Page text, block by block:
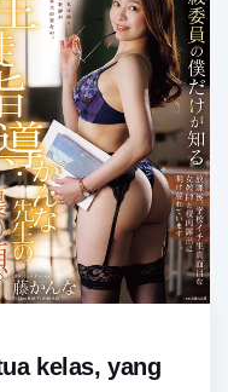
kelas, yang